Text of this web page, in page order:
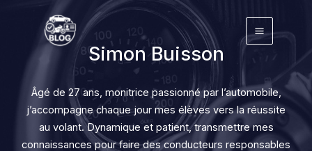
Simon Buisson
Âgé de 27 ans, monitrice passionné par l’automobile,
j’accompagne chaque jour mes élèves vers la réussite
au volant. Dynamique et patient, transmettre mes
connaissances pour faire des conducteurs responsables